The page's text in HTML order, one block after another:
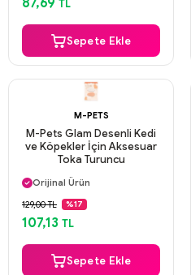
87,69 TL
Sepete Ekle
M-PETS
M-Pets Glam Desenli Kedi
ve Köpekler İçin Aksesuar
Toka Turuncu
Aynı Gün Kargo
Orijinal Ürün
Güvenli Ödeme
Aynı Gün Kargo
129,00 TL %17
107,13 TL
Sepete Ekle